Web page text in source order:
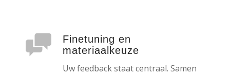
Finetuning en
materiaalkeuze
Uw feedback staat centraal. Samen